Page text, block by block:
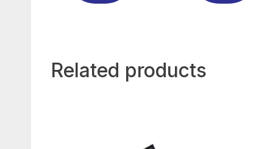
Related products